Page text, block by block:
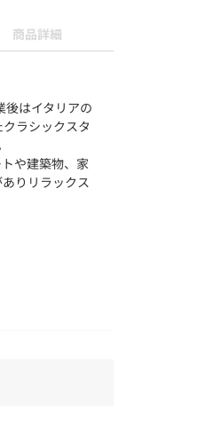
商品詳細
はイタリアの
ラシックスタ
や建築物、家
りリラックス